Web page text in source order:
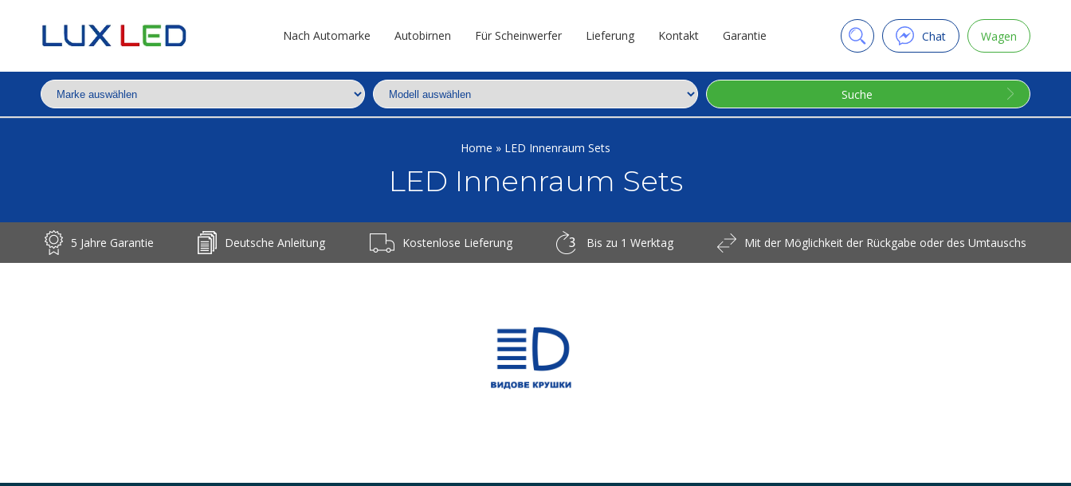
Nach Automarke Autobirnen Für Scheinwerfer Lieferung Kontakt Garantie Chat Wagen
Suche
Home » LED Innenraum Sets
LED Innenraum Sets
5 Jahre Garantie Deutsche Anleitung Kostenlose Lieferung Bis zu 1 Werktag Mit der Möglichkeit der Rückgabe oder des Umtauschs